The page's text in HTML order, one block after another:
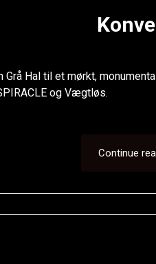
Grå Hal til et mørkt,
og Vægtløs.
Continue